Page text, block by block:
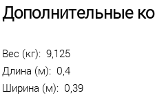
Дополнительные
Вес (кг): 9,125
Длина (м): 0,4
Ширина (м): 0,39